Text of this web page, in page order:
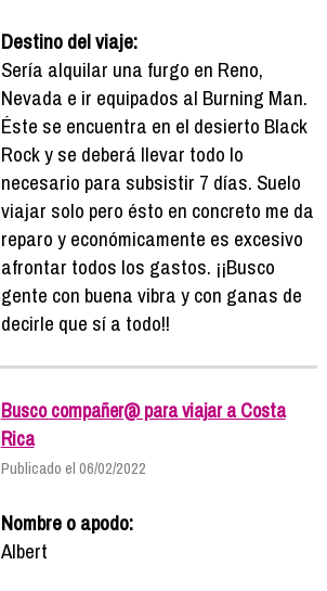
Destino del viaje:
Sería alquilar una furgo en Reno,
Nevada e ir equipados al Burning Man.
Éste se encuentra en el desierto Black
Rock y se deberá llevar todo lo
necesario para subsistir 7 días. Suelo
viajar solo pero ésto en concreto me da
reparo y económicamente es excesivo
afrontar todos los gastos. ¡¡Busco
gente con buena vibra y con ganas de
decirle que sí a todo!!
Busco compañer@ para viajar a Costa
Rica
Publicado el 06/02/2022
Nombre o apodo:
Albert